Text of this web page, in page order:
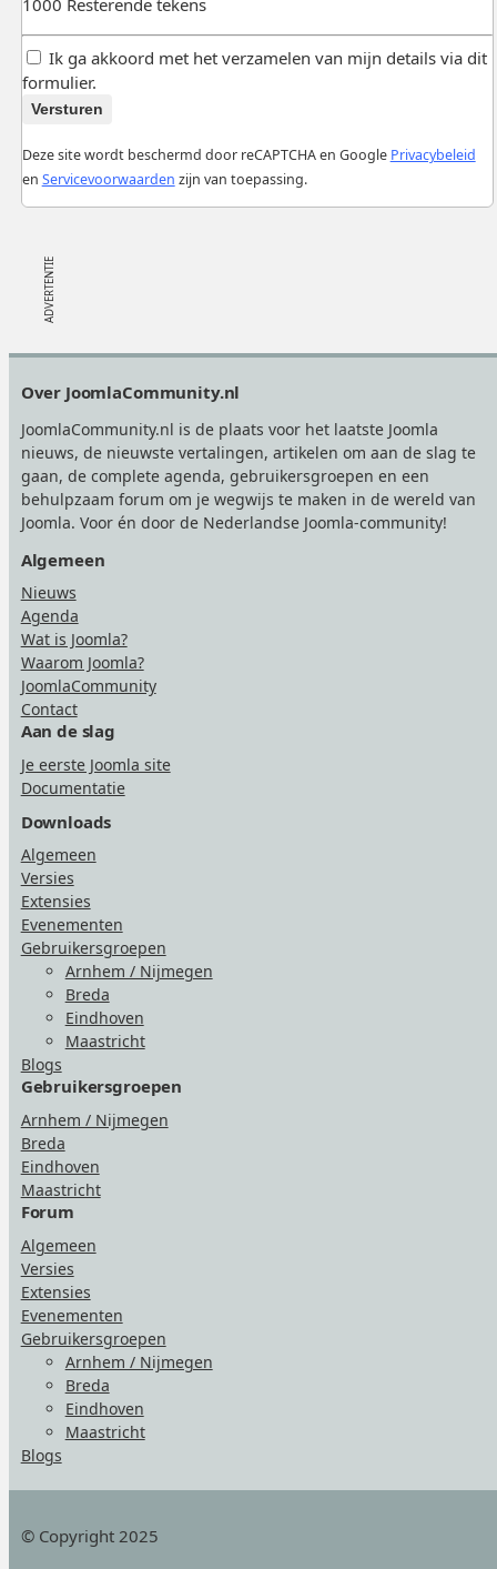
1000 Resterende tekens
Ik ga akkoord met het verzamelen van mijn details via dit
formulier.
Versturen
Deze site wordt beschermd door reCAPTCHA en Google Privacybeleid
en Servicevoorwaarden zijn van toepassing.
Over JoomlaCommunity.nl
JoomlaCommunity.nl is de plaats voor het laatste Joomla
nieuws, de nieuwste vertalingen, artikelen om aan de slag te
gaan, de complete agenda, gebruikersgroepen en een
behulpzaam forum om je wegwijs te maken in de wereld van
Joomla. Voor én door de Nederlandse Joomla-community!
Algemeen
Nieuws
Agenda
Wat is Joomla?
Waarom Joomla?
JoomlaCommunity
Contact
Aan de slag
Je eerste Joomla site
Documentatie
Downloads
Algemeen
Versies
Extensies
Evenementen
Gebruikersgroepen
Arnhem / Nijmegen
Breda
Eindhoven
Maastricht
Blogs
Gebruikersgroepen
Arnhem / Nijmegen
Breda
Eindhoven
Maastricht
Forum
Algemeen
Versies
Extensies
Evenementen
Gebruikersgroepen
Arnhem / Nijmegen
Breda
Eindhoven
Maastricht
Blogs
© Copyright 2025